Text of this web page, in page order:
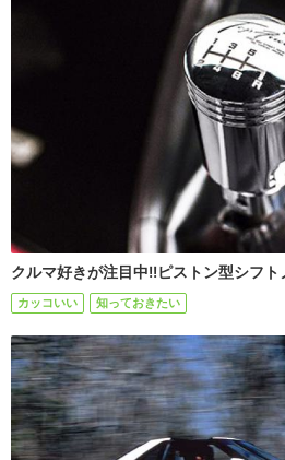
クルマ好きが注目中!!ピストン型シフト
カッコいい 知っておきたい